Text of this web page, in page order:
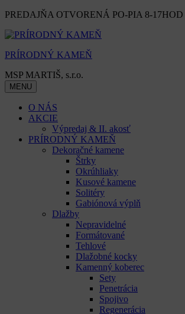
Skip
content
PREDAJŇA OTVORENÁ PO-PIA 8-
PRÍRODNÝ KAMEŇ
MSP MARTIŠ, s.r.o.
MENU
O NÁS
AKCIE
Výpredaj & II. akosť
PRÍRODNÝ KAMEŇ
Dekoračné kamene
Štrky
Okrúhliaky
Kusové kamene
Solitéry
Gabiónová výplň
Dlažby
Nepravidelné
Formátované
Tehlové
Dlažobné kocky
Kamenný koberec
Sety
Penetrácia
Spojivo
Regenerácia